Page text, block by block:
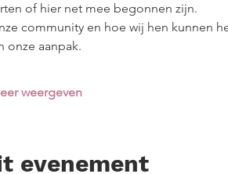
of hier net mee begonnen zijn.
community en hoe wij hen kunnen
onze aanpak.
weergeven
evenement